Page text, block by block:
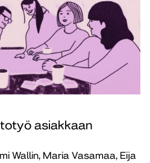
asiakkaan
Wallin, Maria Vasamaa, Eija